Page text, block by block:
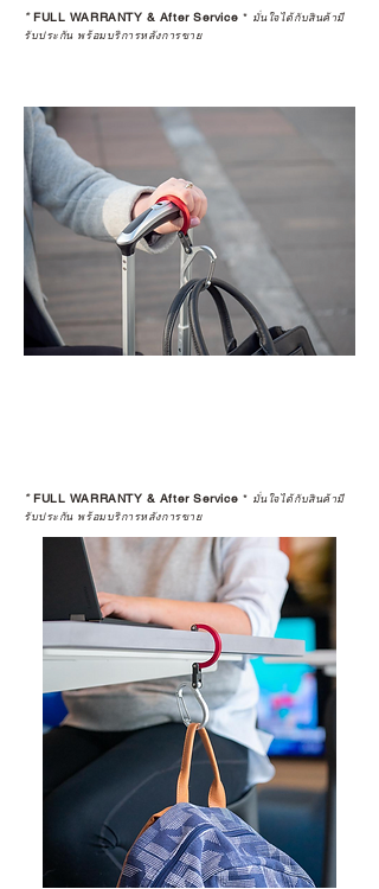
*FULL WARRANTY & After Service * มั่นใจได้กับสินค้ามี
รับประกัน พร้อมบริการหลังการขาย
*FULL WARRANTY & After Service * มั่นใจได้กับสินค้ามี
รับประกัน พร้อมบริการหลังการขาย